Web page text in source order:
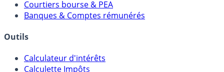
Comparatif Comptes à Terme
Meilleurs PER
Courtiers bourse & PEA
Banques & Comptes rémunérés
Outils